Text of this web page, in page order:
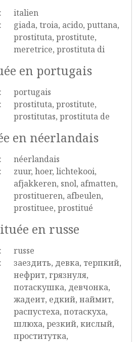
italien
giada, troia, acido, puttana,
prostituta, prostitute,
meretrice, prostituta di
en portugais
portugais
prostituta, prostitute,
prostitutas, prostituta de
en néerlandais
néerlandais
zuur, hoer, lichtekooi,
afjakkeren, snol, afmatten,
prostitueren, afbeulen,
prostituee, prostitué
en russe
russe
заездить, девка, терпкий,
нефрит, грязнуля,
потаскушка, девчонка,
жадеит, едкий, наймит,
распустеха, потаскуха,
шлюха, резкий, кислый,
проститутка,